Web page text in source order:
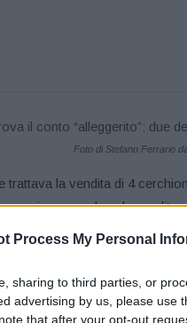
Process My Personal
sharing to third parties, or
advertising by us, please use
that after your opt-out
Foto di Stefano Ferrario
trattava la vendita di 4
reggiano conclusa la vendita
all’espediente del
infatti, un malcapitato
euro si è ritrovato in mano
ricaricato, per 250 euro, una